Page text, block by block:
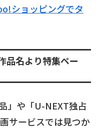
ショッピングでタ
品名より特集ペー
」や「U-NEXT独占
サービスでは見つか